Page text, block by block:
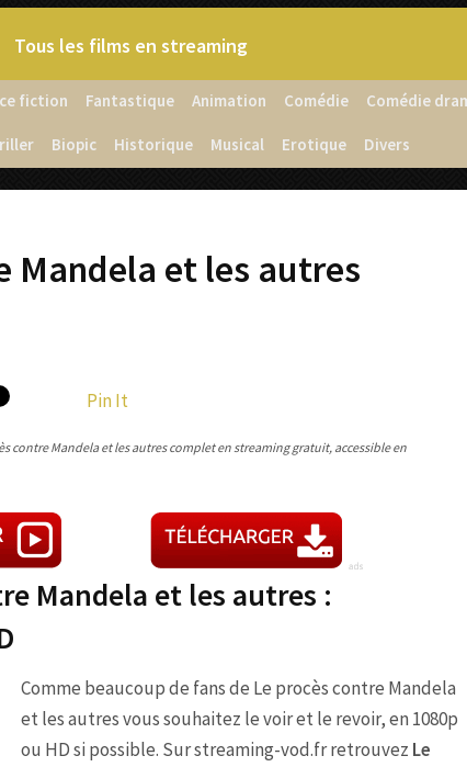
Tous les films en streaming
fiction Fantastique Animation Comédie Comédie
Biopic Historique Musical Erotique Divers
Mandela et les autres
Pin It
contre Mandela et les autres complet en streaming gratuit, accessible en
Mandela et les autres :
Comme beaucoup de fans de Le procès contre Mandela
et les autres vous souhaitez le voir et le revoir, en 1080p
ou HD si possible. Sur streaming-vod.fr retrouvez Le